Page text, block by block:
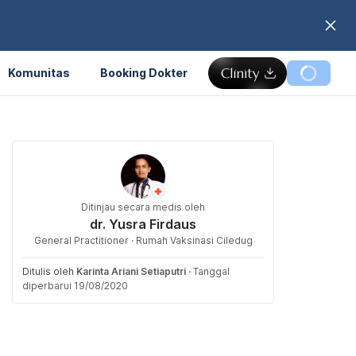
Komunitas Booking Dokter
Ditinjau secara medis oleh
dr. Yusra Firdaus
General Practitioner · Rumah Vaksinasi Ciledug
Ditulis oleh Karinta Ariani Setiaputri · Tanggal
diperbarui 19/08/2020